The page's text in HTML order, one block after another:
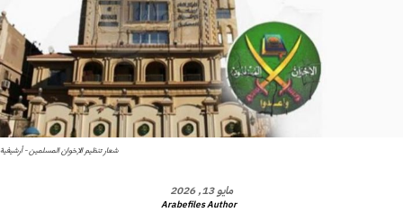
شعار تنظيم الإخوان المسلمين - أرشيفية
مايو 13, 2026
Arabefiles Author